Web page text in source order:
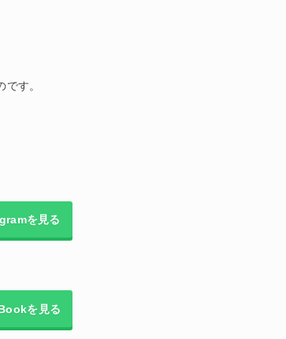
す。
を見る
を見る